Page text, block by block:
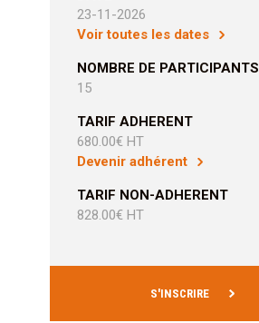
23-11-2026
Voir toutes les dates
NOMBRE DE PARTICIPANTS
15
TARIF ADHERENT
680.00€ HT
Devenir adhérent
TARIF NON-ADHERENT
828.00€ HT
S'INSCRIRE